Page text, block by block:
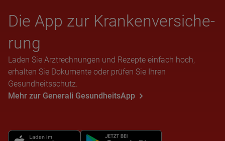
Die App zur Kran­ken­ver­si­che­
rung
Laden Sie Arztrechnungen und Rezepte einfach hoch,
erhalten Sie Dokumente oder prüfen Sie Ihren
Gesundheitsschutz.
Mehr zur Generali GesundheitsApp